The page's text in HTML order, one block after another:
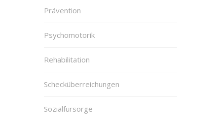
Prävention
Psychomotorik
Rehabilitation
Schecküberreichungen
Sozialfürsorge